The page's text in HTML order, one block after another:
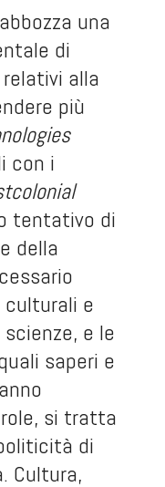
una
di
alla
più
con i
tentativo di
della
e
e le
saperi e
si tratta
di
Cultura,